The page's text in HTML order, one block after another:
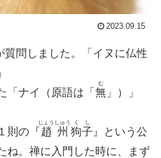
2023.09.15
質問しました。「イヌに仏性
「ナイ（原語は「 無
む
」）」
則の『 趙州
じょうしゅう
狗子
くし
』という公
ね。禅に入門した時に、まず